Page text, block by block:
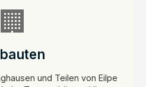
🏢
und Teilen von Eilpe